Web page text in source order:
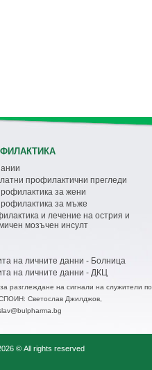
профилактични прегледи
за жени
за мъже
и лечение на острия и
мозъчен инсулт
на личните данни - Болница
на личните данни - ДКЦ
разглеждане на сигнали на служители по
Светослав Джилджов,
© All rights reserved